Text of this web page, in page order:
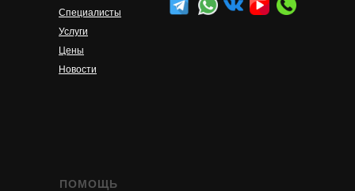
Специалисты
Услуги
Цены
Новости
ПОМОЩЬ